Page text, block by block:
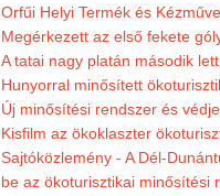
Orfűi Helyi Termék és
Megérkezett az első fekete
A tatai nagy platán második
Hunyorral minősített
Új minősítési rendszer és
Kisfilm az ökoklaszter
Sajtóközlemény - A Dél-
be az ökoturisztikai minősítési